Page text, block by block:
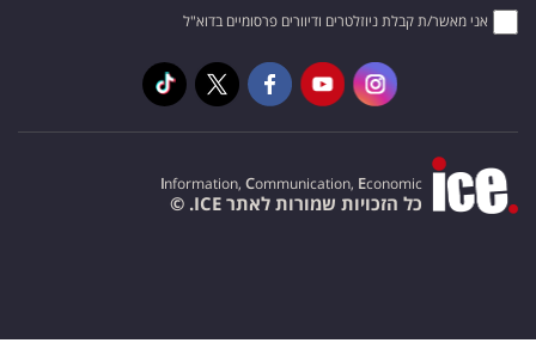
אני מאשר/ת קבלת ניוזלטרים ודיוורים פרסומיים בדוא"ל
Information, Communication, Economic
כל הזכויות שמורות לאתר ICE. ©